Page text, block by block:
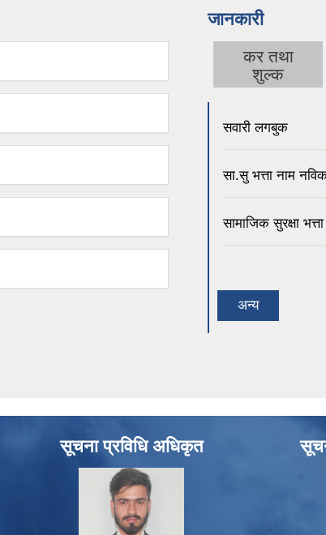
जानकारी
कर तथा
शुल्क
सवारी लगबुक
सा.सु भत्ता नाम
सामाजिक सुरक्षा
अन्य
सूचना प्रविधि अधिकृत